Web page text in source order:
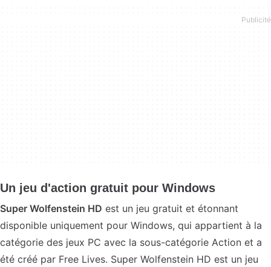
Un jeu d'action gratuit pour Windows
Super Wolfenstein HD est un jeu gratuit et étonnant
disponible uniquement pour Windows, qui appartient à la
catégorie des jeux PC avec la sous-catégorie Action et a
été créé par Free Lives. Super Wolfenstein HD est un jeu